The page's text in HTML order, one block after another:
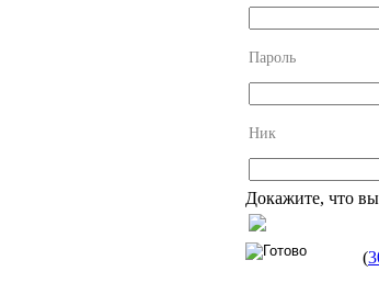
Пароль
Ник
Докажите, что
(